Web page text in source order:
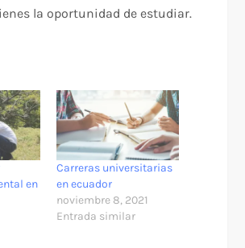
la oportunidad de estudiar.
en
Carreras universitarias
en ecuador
noviembre 8, 2021
Entrada similar